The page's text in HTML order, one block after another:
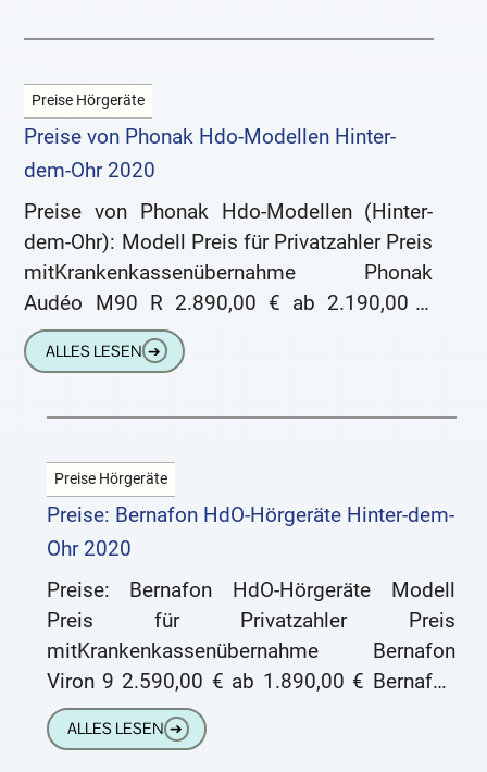
Preise Hörgeräte
Preise von Phonak Hdo-Modellen Hinter-
dem-Ohr 2020
Preise von Phonak Hdo-Modellen (Hinter-
dem-Ohr): Modell Preis für Privatzahler Preis
mitKrankenkassenübernahme Phonak
Audéo M90 R 2.890,00 € ab 2.190,00 €
Phonak Audéo M70 R 2.490,00 € ab
1.790,00 € Phonak
ALLES LESEN ➔
Preise Hörgeräte
Preise: Bernafon HdO-Hörgeräte Hinter-dem-
Ohr 2020
Preise: Bernafon HdO-Hörgeräte Modell
Preis für Privatzahler Preis
mitKrankenkassenübernahme Bernafon
Viron 9 2.590,00 € ab 1.890,00 € Bernafon
Viron 7 2.290,00 € ab 1.590,00 € Bernafon
Viron 5 1.990,00 €
ALLES LESEN ➔